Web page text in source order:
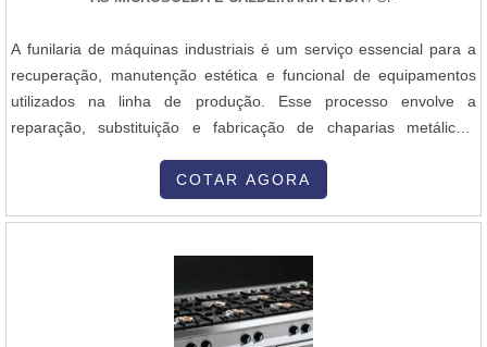
A funilaria de máquinas industriais é um serviço essencial para a
recuperação, manutenção estética e funcional de equipamentos
utilizados na linha de produção. Esse processo envolve a
reparação, substituição e fabricação de chaparias metálicas,
O trabalho começa com uma avaliação detalhada do estado da
desmonte controlado das peças danificadas, fazendo o reparo ou
substituição por componentes novos, fabricados sob medida em
aço carbono, inox ou alumínio, conforme a necessidade do projeto.
Utilizamos técnicas de corte, dobra, solda e acabamento,
COTAR AGORA